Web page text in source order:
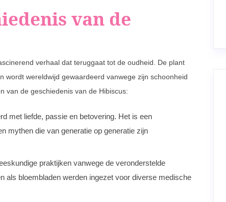
van de
verhaal dat teruggaat tot de oudheid. De plant
wordt wereldwijd gewaardeerd vanwege zijn schoonheid
van de geschiedenis van de Hibiscus:
met liefde, passie en betovering. Het is een
mythen die van generatie op generatie zijn
praktijken vanwege de veronderstelde
als bloembladen werden ingezet voor diverse medische